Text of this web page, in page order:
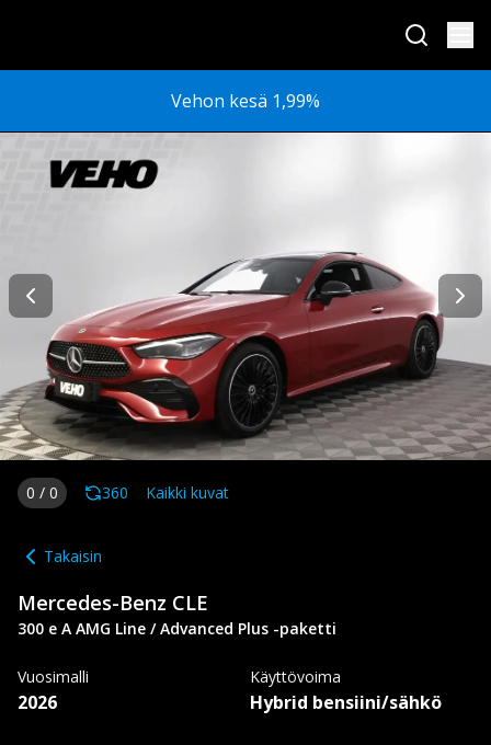
Vehon kesä 1,99%
0 / 0 360 Kaikki kuvat
Takaisin
Mercedes-Benz CLE
300 e A AMG Line / Advanced Plus -paketti
Vuosimalli
2026
Käyttövoima
Hybrid bensiini/sähkö